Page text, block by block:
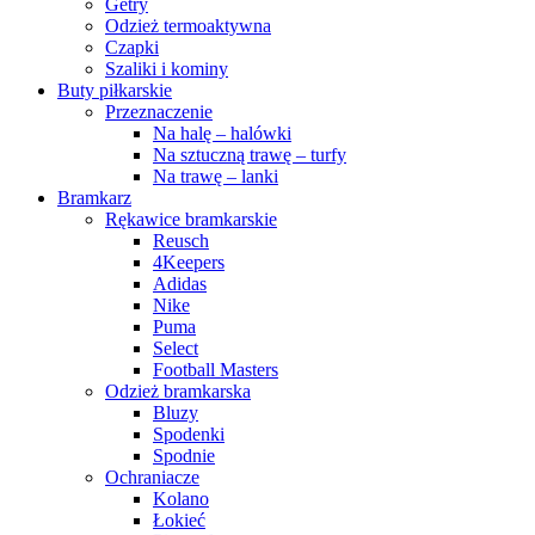
Getry
Odzież termoaktywna
Czapki
Szaliki i kominy
Buty piłkarskie
Przeznaczenie
Na halę – halówki
Na sztuczną trawę – turfy
Na trawę – lanki
Bramkarz
Rękawice bramkarskie
Reusch
4Keepers
Adidas
Nike
Puma
Select
Football Masters
Odzież bramkarska
Bluzy
Spodenki
Spodnie
Ochraniacze
Kolano
Łokieć